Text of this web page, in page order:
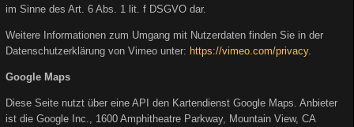
im Sinne des Art. 6 Abs. 1 lit. f DSGVO dar.
Weitere Informationen zum Umgang mit Nutzerdaten finden Sie in der
Datenschutzerklärung von Vimeo unter: https://vimeo.com/privacy.
Google Maps
Diese Seite nutzt über eine API den Kartendienst Google Maps. Anbieter
ist die Google Inc., 1600 Amphitheatre Parkway, Mountain View, CA